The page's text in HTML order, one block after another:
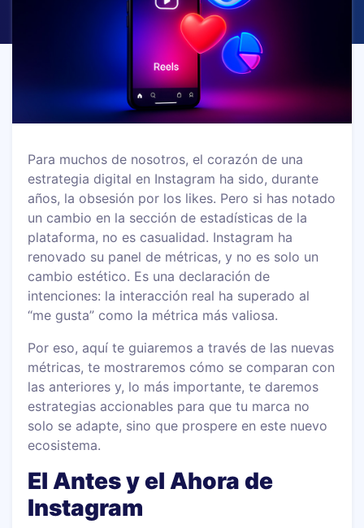
Para muchos de nosotros, el corazón de una
estrategia digital en Instagram ha sido, durante
años, la obsesión por los likes. Pero si has notado
un cambio en la sección de estadísticas de la
plataforma, no es casualidad. Instagram ha
renovado su panel de métricas, y no es solo un
cambio estético. Es una declaración de
intenciones: la interacción real ha superado al
“me gusta” como la métrica más valiosa.
Por eso, aquí te guiaremos a través de las nuevas
métricas, te mostraremos cómo se comparan con
las anteriores y, lo más importante, te daremos
estrategias accionables para que tu marca no
solo se adapte, sino que prospere en este nuevo
ecosistema.
El Antes y el Ahora de
Instagram